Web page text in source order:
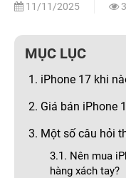
11/11/2025
MỤC LỤC
1. iPhone 17 khi
2. Giá bán iPhone
3. Một số câu hỏi
3.1. Nên mua
hàng xách tay?